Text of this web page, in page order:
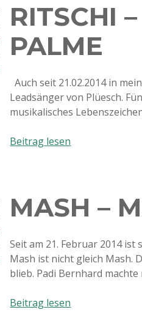
on
the
Rocks
RITSCHI
PALME
Auch seit 21.02.2014 in
Leadsänger von Plüesch.
musikalisches
Beitrag lesen
Palme
MASH –
Seit am 21. Februar 2014 ist
Mash ist nicht gleich Mash.
blieb. Padi Bernhard
Beitrag lesen